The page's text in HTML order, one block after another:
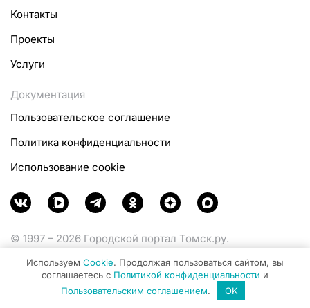
Контакты
Проекты
Услуги
Документация
Пользовательское соглашение
Политика конфиденциальности
Использование cookie
© 1997 – 2026 Городской портал Томск.ру.
Министерства цифрового развития, связи и массовых
коммуникаций Российской Федерации.
Используем Cookie. Продолжая пользоваться сайтом, вы
соглашаетесь с Политикой конфиденциальности и
Пользовательским соглашением. OK